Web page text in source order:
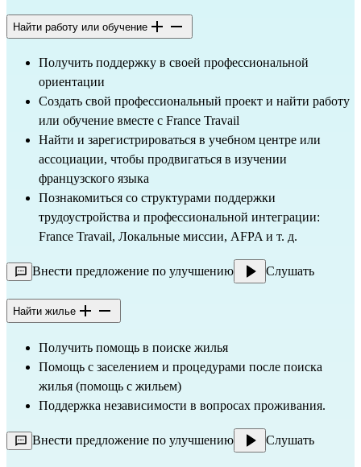
Найти работу или обучение
Получить поддержку в своей профессиональной
ориентации
Создать свой профессиональный проект и найти работу
или обучение вместе с France Travail
Найти и зарегистрироваться в учебном центре или
ассоциации, чтобы продвигаться в изучении
французского языка
Познакомиться со структурами поддержки
трудоустройства и профессиональной интеграции:
France Travail, Локальные миссии, AFPA и т. д.
Внести предложение по улучшению Слушать
Найти жилье
Получить помощь в поиске жилья
Помощь с заселением и процедурами после поиска
жилья (помощь с жильем)
Поддержка независимости в вопросах проживания.
Внести предложение по улучшению Слушать